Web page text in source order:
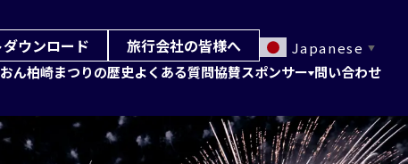
ウンロード 旅行会社の皆様へ Japanese ▼
ん柏崎まつりの歴史よくある質問協賛スポンサー 問い合わせ